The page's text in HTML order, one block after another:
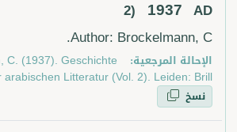
2)
1937
AD
Author: Brockelmann, C.
الإحالة المرجعية:
C. (1937). Geschichte
arabischen Litteratur (Vol. 2). Leiden: Brill.
نسخ